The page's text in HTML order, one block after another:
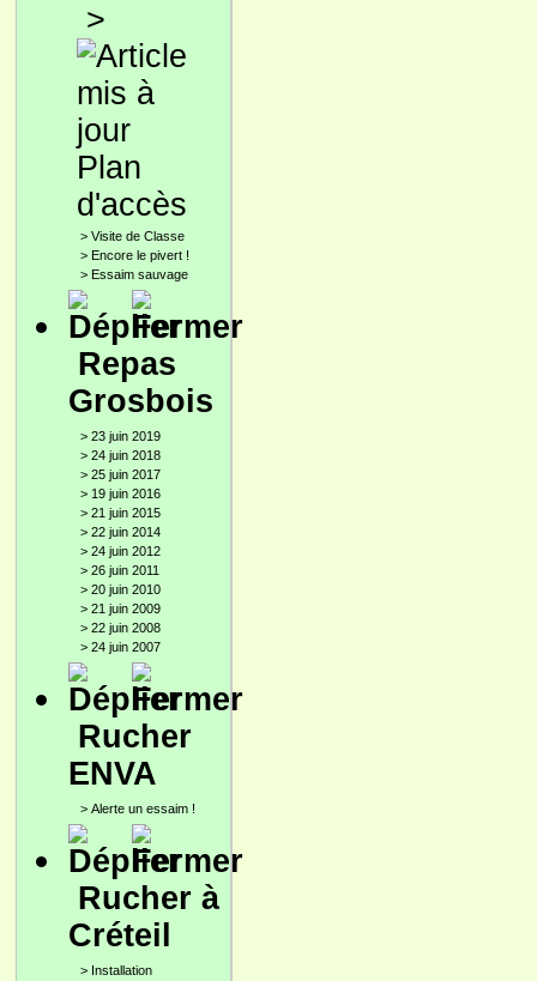
>
Plan
d'accès
> Visite de Classe
> Encore le pivert !
> Essaim sauvage
Repas
Grosbois
> 23 juin 2019
> 24 juin 2018
> 25 juin 2017
> 19 juin 2016
> 21 juin 2015
> 22 juin 2014
> 24 juin 2012
> 26 juin 2011
> 20 juin 2010
> 21 juin 2009
> 22 juin 2008
> 24 juin 2007
Rucher
ENVA
> Alerte un essaim !
Rucher à
Créteil
> Installation